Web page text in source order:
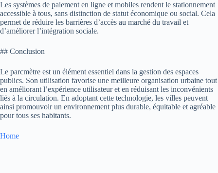
Les systèmes de paiement en ligne et mobiles rendent le stationnement
accessible à tous, sans distinction de statut économique ou social. Cela
permet de réduire les barrières d’accès au marché du travail et
d’améliorer l’intégration sociale.
## Conclusion
Le parcmètre est un élément essentiel dans la gestion des espaces
publics. Son utilisation favorise une meilleure organisation urbaine tout
en améliorant l’expérience utilisateur et en réduisant les inconvénients
liés à la circulation. En adoptant cette technologie, les villes peuvent
ainsi promouvoir un environnement plus durable, équitable et agréable
pour tous ses habitants.
Home